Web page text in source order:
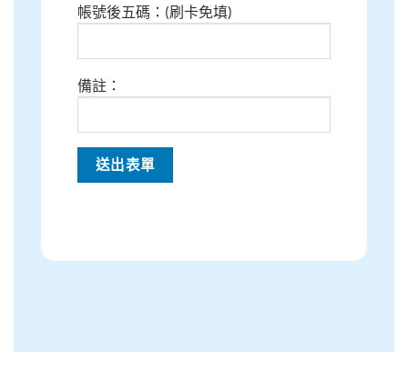
帳號後五碼：(刷卡免填)
備註：